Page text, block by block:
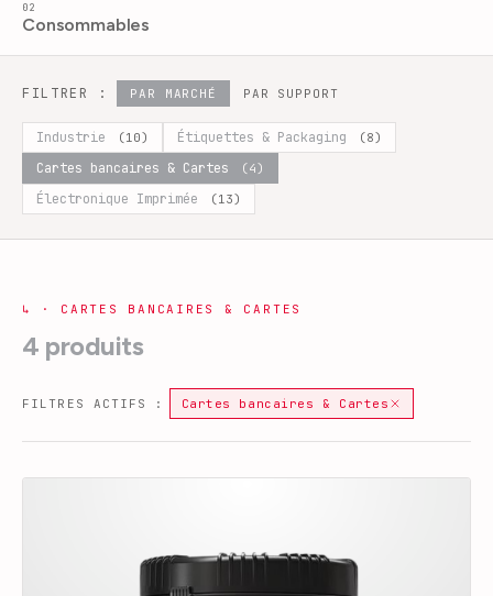
02
Consommables
FILTRER : PAR MARCHÉ PAR SUPPORT
Industrie (10) Étiquettes & Packaging (8)
Cartes bancaires & Cartes (4)
Électronique Imprimée (13)
↳ · CARTES BANCAIRES & CARTES
4 produits
FILTRES ACTIFS : Cartes bancaires & Cartes